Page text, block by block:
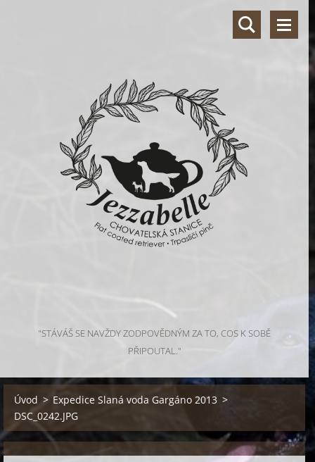
"STÁVÁŠ SE NAVŽDY ZODPOVĚDNÝM ZA TO, COS K SOBĚ
PŘIPOUTAL."
Úvod > Expedice Slaná voda Gargáno 2013 >
DSC_0242.JPG